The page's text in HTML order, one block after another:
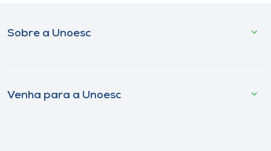
Sobre a Unoesc
Venha para a Unoesc